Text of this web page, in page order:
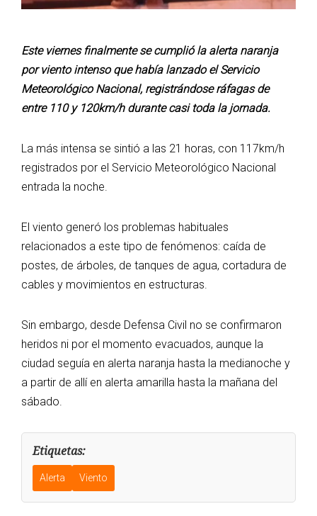
Este viernes finalmente se cumplió la alerta naranja
por viento intenso que había lanzado el Servicio
Meteorológico Nacional, registrándose ráfagas de
entre 110 y 120km/h durante casi toda la jornada.
La más intensa se sintió a las 21 horas, con 117km/h
registrados por el Servicio Meteorológico Nacional
entrada la noche.
El viento generó los problemas habituales
relacionados a este tipo de fenómenos: caída de
postes, de árboles, de tanques de agua, cortadura de
cables y movimientos en estructuras.
Sin embargo, desde Defensa Civil no se confirmaron
heridos ni por el momento evacuados, aunque la
ciudad seguía en alerta naranja hasta la medianoche y
a partir de allí en alerta amarilla hasta la mañana del
sábado.
Etiquetas:
Alerta Viento